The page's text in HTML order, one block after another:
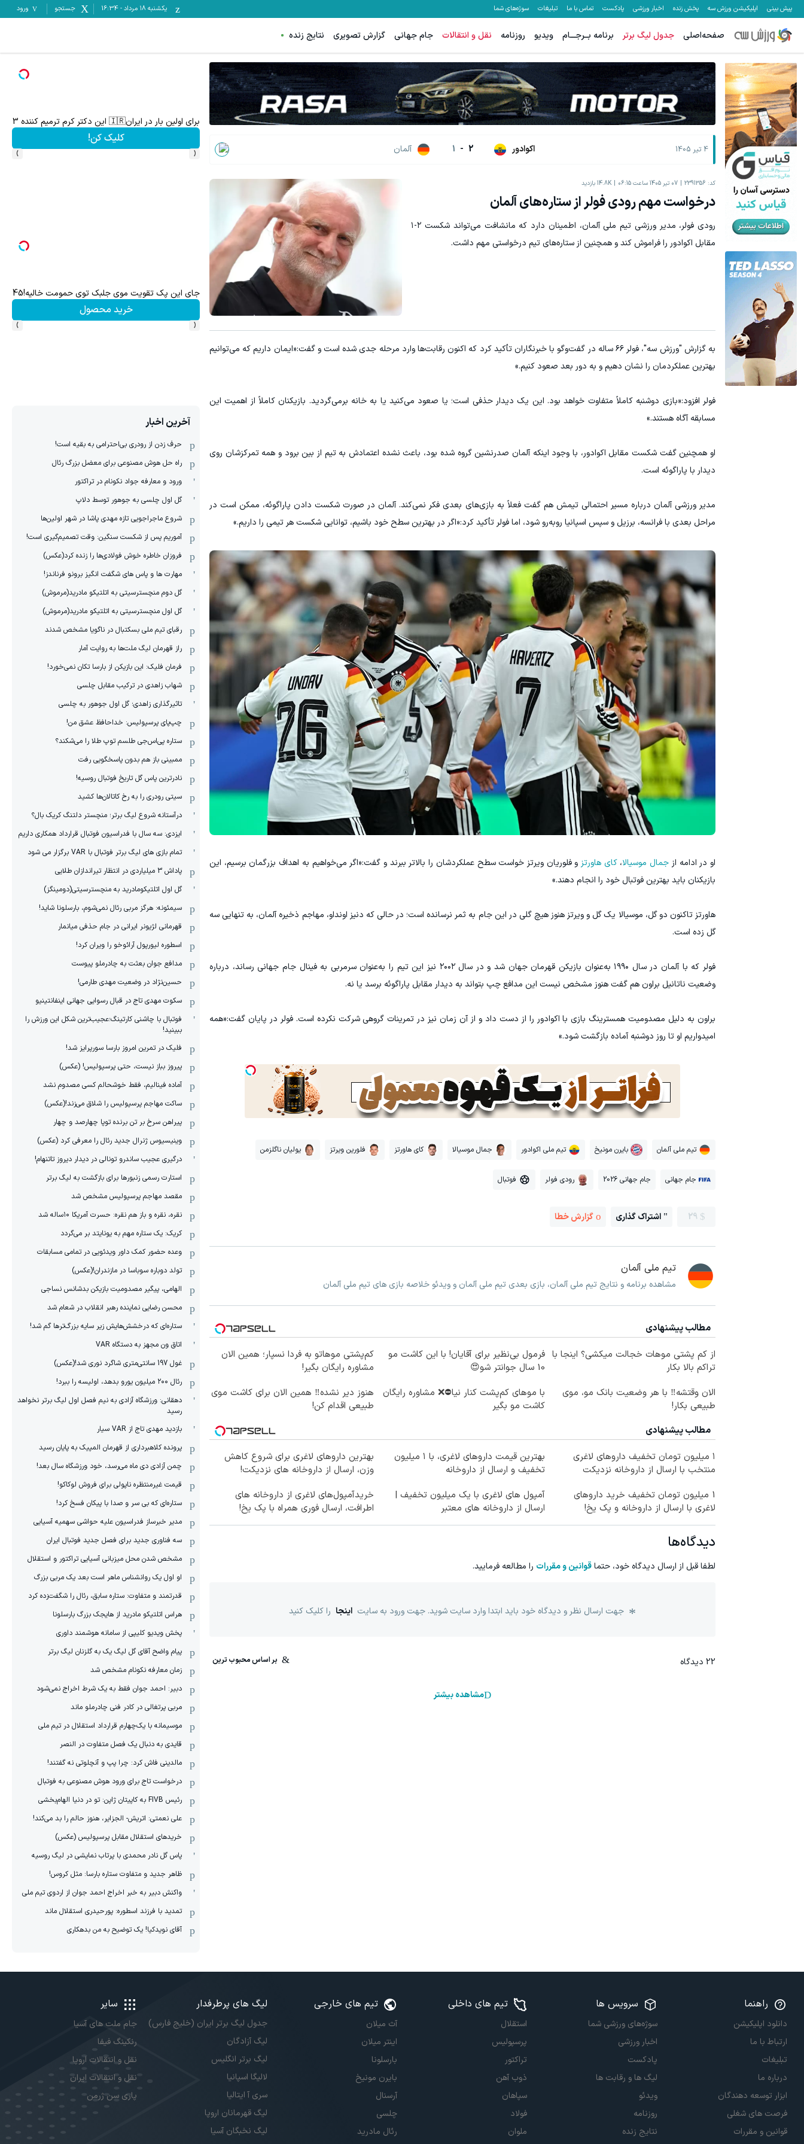
پیش بینی اپلیکیشن ورزش سه پخش زنده اخبار ورزشی پادکست تماس با ما تبلیغات سوژه‌های شما یکشنبه ۱۸ مرداد -
16:34 جستجو ورود
صفحه‌اصلی جدول لیگ برتر برنامه بــرجـــام ویدیو روزنامه نقل و انتقالات جام جهانی گزارش تصویری نتایج زنده
4 تیر 1405 اکوادور 2
-
1 آلمان
کد: 2391356 07 تیر 1405 ساعت 06:15 14.8K بازدید
درخواست مهم رودی فولر از ستاره‌های آلمان
رودی فولر، مدیر ورزشی تیم ملی آلمان، اطمینان دارد که مانشافت می‌تواند شکست ۲-۱
مقابل اکوادور را فراموش کند و همچنین از ستاره‌های تیم درخواستی مهم داشت.
به گزارش "ورزش سه"، فولر ۶۶ ساله در گفت‌وگو با خبرنگاران تأکید کرد که اکنون رقابت‌ها وارد مرحله جدی شده است و گفت:«ایمان داریم که می‌توانیم
بهترین عملکردمان را نشان دهیم و به دور بعد صعود کنیم.»
فولر افزود:«بازی دوشنبه کاملاً متفاوت خواهد بود. این یک دیدار حذفی است؛ یا صعود می‌کنید یا به خانه برمی‌گردید. بازیکنان کاملاً از اهمیت این
مسابقه آگاه هستند.»
او همچنین گفت شکست مقابل اکوادور، با وجود اینکه آلمان صدرنشین گروه شده بود، باعث نشده اعتمادش به تیم از بین برود و همه تمرکزشان روی
دیدار با پاراگوئه است.
مدیر ورزشی آلمان درباره مسیر احتمالی تیمش هم گفت فعلاً به بازی‌های بعدی فکر نمی‌کند. آلمان در صورت شکست دادن پاراگوئه، ممکن است در
مراحل بعدی با فرانسه، برزیل و سپس اسپانیا روبه‌رو شود، اما فولر تأکید کرد:«اگر در بهترین سطح خود باشیم، توانایی شکست هر تیمی را داریم.»
او در ادامه از جمال موسیالا،کای هاورتز و فلوریان ویرتز خواست سطح عملکردشان را بالاتر ببرند و گفت:«اگر می‌خواهیم به اهداف بزرگمان برسیم، این
بازیکنان باید بهترین فوتبال خود را انجام دهند.»
هاورتز تاکنون دو گل، موسیالا یک گل و ویرتز هنوز هیچ گلی در این جام به ثمر نرسانده است؛ در حالی که دنیز اونداو، مهاجم ذخیره آلمان، به تنهایی سه
گل زده است.
فولر که با آلمان در سال ۱۹۹۰ به‌عنوان بازیکن قهرمان جهان شد و در سال ۲۰۰۲ نیز این تیم را به‌عنوان سرمربی به فینال جام جهانی رساند، درباره
وضعیت ناتانیل براون هم گفت هنوز مشخص نیست این مدافع چپ بتواند به دیدار مقابل پاراگوئه برسد یا نه.
براون به دلیل مصدومیت همسترینگ بازی با اکوادور را از دست داد و از آن زمان نیز در تمرینات گروهی شرکت نکرده است. فولر در پایان گفت:«همه
امیدواریم او تا روز دوشنبه آماده بازگشت شود.»
تیم ملی آلمان بایرن مونیخ تیم ملی اکوادور جمال موسیالا کای هاورتز فلورین ویرتز یولیان ناگلزمن
جام جهانی جام جهانی 2026 رودی فولر فوتبال
29 اشتراک گذاری گزارش خطا
تیم ملی آلمان
مشاهده برنامه و نتایج تیم ملی آلمان، بازی بعدی تیم ملی آلمان و ویدئو خلاصه بازی های تیم ملی آلمان
مطالب پیشنهادی
از کم پشتی موهات خجالت میکشی؟ اینجا با
تراکم بالا بکار
فرمول بی‌نظیر برای آقایان! با این کاشت مو
10 سال جوانتر شو😍
کم‌پشتی موهاتو به فردا نسپار؛ همین الان
مشاوره رایگان بگیر!
الان وقتشه‼️ با هر وضعیت بانک مو، موی
طبیعی بکار!
با موهای کم‌پشت کنار نیا⛔️❌ مشاوره رایگان
کاشت مو بگیر
هنوز دیر نشده‼️ همین الان برای کاشت موی
طبیعی اقدام کن!
مطالب پیشنهادی
۱ میلیون تومان تخفیف داروهای لاغری
منتخب با ارسال از داروخانه نزدیکت
بهترین قیمت داروهای لاغری، با ۱ میلیون
تخفیف و ارسال از داروخانه‌
بهترین داروهای لاغری برای شروع کاهش
وزن، ارسال از داروخانه های نزدیکت!
1 میلیون تومان تخفیف خرید داروهای
لاغری با ارسال از داروخانه و پک یخ!
آمپول های لاغری با یک میلیون تخفیف |
ارسال از داروخانه های معتبر
خریدآمپول‌های لاغری از داروخانه های
اطرافت، ارسال فوری همراه با پک یخ!
دیدگاه‌ها
لطفا قبل از ارسال دیدگاه خود، حتماقوانین و مقررات را مطالعه فرمایید.
جهت ارسال نظر و دیدگاه خود باید ابتدا وارد سایت شوید. جهت ورود به سایت اینجا را کلیک کنید
22 دیدگاه
مشاهده بیشتر
جای بخیه داری؟؟ فقط در 3 هفته ترمیمش کن!😍 جای این پک تقویت موی جلبک توی حمومت خالیه!45%تخفیف از بین بردن جای زخم های قدیمی، فقط در 3 هفته!! (بدون لیزر و جراحی) برای اولین بار در ایران🇮🇷 این دکتر کرم ترمیم کننده 23 روزه ساخت!
کلیک کن!
‹
›
والکس: پلتفرم پیشرفته برای معامله و سرمایه‌گذاری ایمن
تبدیل فوری
جای این پک تقویت موی جلبک توی حمومت خالیه!45%تخفیف
خرید محصول
‹
›
آخرین اخبار
حرف زدن از رودری بی‌احترامی به بقیه است!
راه حل هوش مصنوعی برای معضل بزرگ رئال
ورود و معارفه جواد نکونام در تراکتور
گل اول چلسی به جوهور توسط دلاپ
شروع ماجراجویی تازه مهدی پاشا در شهر اولین‌ها
آموریم پس از شکست سنگین: وقت تصمیم‌گیری است!
فروزان خاطره خوش فولادی‌ها را زنده کرد(عکس)
مهارت ها و پاس های شگفت انگیز برونو فرناندز!
گل دوم منچسترسیتی به اتلتیکو مادرید(مرموش)
گل اول منچسترسیتی به اتلتیکو مادرید(مرموش)
رقبای تیم ملی بسکتبال در ناگویا مشخص‌ شدند
راز قهرمان لیگ ملت‌ها به روایت آمار
فرمان فلیک: این بازیکن از بارسا تکان نمی‌خورد!
شهاب زاهدی در ترکیب مقابل چلسی
تاثیرگذاری زاهدی؛ گل اول جوهور به چلسی
چپ‌پای پرسپولیس: خداحافظ عشق من!
ستاره پی‌اس‌جی طلسم توپ طلا را می‌شکند؟
ممبینی باز هم بدون پاسخگویی رفت
نادر‌ترین پاس گل تاریخ فوتبال روسیه!
سیتی رودری را به رخ کاتالان‌ها کشید
درآستانه شروع لیگ برتر؛ منچستر دلتنگ کریک بال؟
ایزدی: سه سال با فدراسیون فوتبال قرارداد همکاری داریم
تمام بازی های لیگ برتر فوتبال با VAR برگزار می شود
پاداش 3 میلیاردی در انتظار تیراندازان طلایی
گل اول اتلتیکومادرید به منچسترسیتی(دومینگز)
سیمئونه: هرگز مربی رئال نمی‌شوم، بارسلونا شاید!
قهرمانی لژیونر ایرانی در جام حذفی میانمار
اسطوره لیورپول آرائوخو را ویران کرد!
مدافع جوان بعثت به چادرملو پیوست
حسین‌نژاد در وضعیت مهدی طارمی!
سکوت مهدی تاج در قبال رسوایی جهانی اینفانتینیو
فوتبال با چاشنی کارتینگ؛عجیب‌ترین شکل این ورزش را
ببینید!
فلیک در تمرین امروز بارسا سورپرایز شد!
پیروز بباز نیست، حتی پرسپولیس! (عکس)
آماده فینالیم، فقط خوشحالم کسی مصدوم نشد
ساکت مهاجم پرسپولیس را شلاق می‌زند!(عکس)
پیراهن سرخ بر تن برنده توپا چهارصد و چهار
وینیسیوس ژنرال جدید رئال را معرفی کرد (عکس)
درگیری عجیب ساندرو تونالی در دیدار دیروز تاتنهام!
استارت رسمی زنبورها برای بازگشت به لیگ برتر
مقصد مهاجم پرسپولیس مشخص شد
نقره، نقره و باز هم نقره: حسرت آمریکا ۱۰‌ساله شد
کریک: یک ستاره مهم به یونایتد بر می‌گردد
وعده حضور کمک داور ویدئویی در تمامی مسابقات
تولد دوباره سوباسا در مازندران!(عکس)
الهامی، پیگیر مصدومیت بازیکن بدشانس نساجی
محسن رضایی نماینده رهبر انقلاب در شعام شد
ستاره‌ای که درخشش‌هایش زیر سایه بزرگ‌ترها گم شد!
اتاق ون مجهز به دستگاه VAR
غول 197 سانتی‌متری شاگرد نوری شد!(عکس)
رئال ۲۰۰ میلیون یورو بدهد، اولیسه را ببرد!
دهقانی: ورزشگاه آزادی به نیم فصل اول لیگ برتر نخواهد
رسید
بازدید مهدی تاج از VAR سیار
پرونده کلاهبرداری از قهرمان المپیک به پایان رسید
چمن آزادی دی ماه می‌رسد، خود ورزشگاه سال بعد!
قیمت غیرمنتظره ناپولی برای فروش لوکاکو!
ستاره‌ای که بی سر و صدا با پیکان فسخ کرد!
مدیر خبرساز فدراسیون علیه حواشی سهمیه آسیایی
سه فناوری جدید برای فصل جدید فوتبال ایران
مشخص شدن محل میزبانی آسیایی تراکتور و استقلال
او اول یک روانشناس ماهر است بعد یک مربی بزرگ
قدرتمند و متفاوت: ستاره سابق، رئال را شگفت‌زده کرد
هراس اتلتیکو مادرید از هایجک بزرگ بارسلونا
پخش ویدیو کلیپی از سامانه هوشمند داوری
پیام واضح آقای گل لیگ یک به گلزنان لیگ برتر
زمان معارفه نکونام مشخص شد
دبیر: احمد جوان فقط به یک شرط اخراج نمی‌شود
مربی پرتغالی در کادر فنی چادرملو ماند
موسیمانه با یک‌چهارم قرارداد استقلال در تیم ملی
قایدی به دنبال یک فصل متفاوت در النصر
مالدینی فاش کرد: چرا پپ و آنچلوتی نه گفتند!
درخواست تاج برای ورود هوش مصنوعی به فوتبال
رئیس FIVB به کاپیتان ژاپن: تو در دنیا الهام‌بخشی
علی نعمتی: اتریش- الجزایر، هنوز حالم را بد می‌کند!
خریدهای استقلال مقابل پرسپولیس (عکس)
پاس گل نادر محمدی با پرتاب نمایشی در لیگ روسیه
ظاهر جدید و متفاوت ستاره بارسا: مثل کروس!
واکنش دبیر به خبر اخراج احمد جوان از اردوی تیم ملی
تمدید با فرزند اسطوره: پورحیدری استقلال ماند
آقای نویدکیا! یک توضیح به من بدهکاری
راهنما
دانلود اپلیکیشن
ارتباط با ما
تبلیغات
درباره ما
ابزار توسعه دهندگان
فرصت های شغلی
قوانین و مقررات
سرویس ها
سوژه‌های ورزشی شما
اخبار ورزشی
پادکست
لیگ ها و رقابت ها
ویدئو
روزنامه
نتایج زنده
تیم های داخلی
استقلال
پرسپولیس
تراکتور
ذوب آهن
سپاهان
فولاد
ملوان
تیم های خارجی
آث میلان
اینتر میلان
بارسلونا
بایرن مونیخ
آرسنال
چلسی
رئال مادرید
لیگ های پرطرفدار
جدول لیگ برتر ایران (خلیج فارس)
لیگ آزادگان
لیگ برتر انگلیس
لالیگا اسپانیا
سری آ ایتالیا
لیگ قهرمانان اروپا
لیگ نخبگان آسیا
سایر
جام ملت های آسیا
رنکینگ فیفا
نقل و انتقالات اروپا
نقل و انتقالات ایران
پاری سن ژرمن